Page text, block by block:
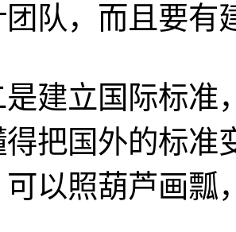
队，而且要有
立国际标准
把国外的标准
以照葫芦画瓢